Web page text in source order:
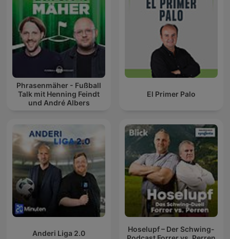
Phrasenmäher - Fußball
Talk mit Henning Feindt
und André Albers
El Primer Palo
Anderi Liga 2.0
Hoselupf – Der Schwing-